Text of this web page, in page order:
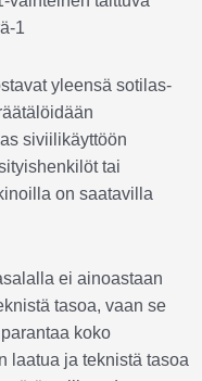
yleensä sotilas-
siviilikäyttöön
tai
on saatavilla
ei ainoastaan
tasoa, vaan se
koko
laatua ja teknistä tasoa